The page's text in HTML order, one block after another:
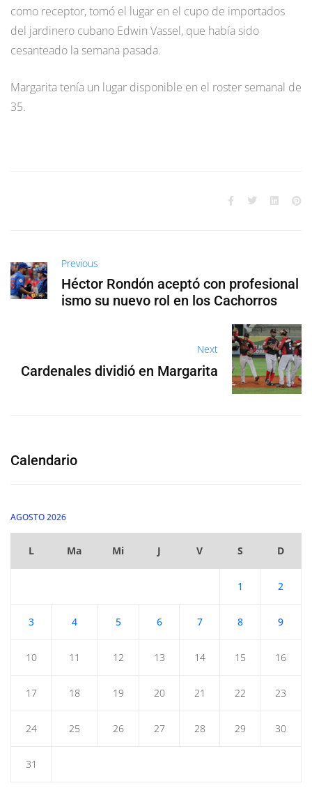
como receptor, tomó el lugar en el cupo de importados
del jardinero cubano Edwin Vassel, que había sido
cesanteado la semana pasada.
Margarita tenía un lugar disponible en el roster semanal de
35.
Previous
Héctor Rondón aceptó con profesional
ismo su nuevo rol en los Cachorros
Next
Cardenales dividió en Margarita
Calendario
AGOSTO 2026
L Ma Mi J V S D
1 2
3 4 5 6 7 8 9
10 11 12 13 14 15 16
17 18 19 20 21 22 23
24 25 26 27 28 29 30
31